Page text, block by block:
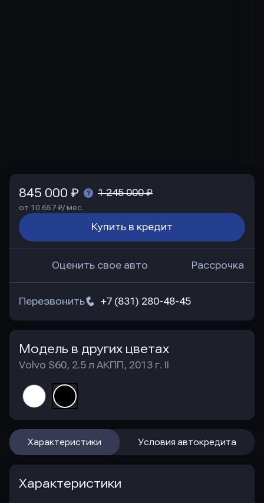
845 000 ₽ 1 245 000 ₽
от 10 657 ₽/ мес.
Купить в кредит
Оценить свое авто Рассрочка
+7 (831) 280-48-45
Перезвонить
Модель в других цветах
Volvo S60, 2.5 л АКПП, 2013 г. II
Характеристики Условия автокредита
Характеристики